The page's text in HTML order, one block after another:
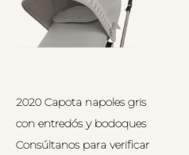
2020 Capota napoles gris
con entredós y bodoques
Consúltanos para verificar